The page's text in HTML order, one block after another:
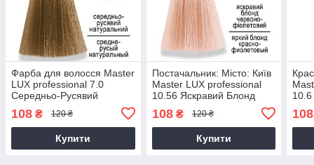
Фарба для волосся Master
LUX professional 7.0
Середньо-Русявий
108 ₴ 120 ₴
Купити
Постачальник: Місто: Київ
Master LUX professional
10.56 Яскравий Блонд
Червоно-Фіолетовий 60мл
AVADONA
108₴ 120 ₴
Купити
108